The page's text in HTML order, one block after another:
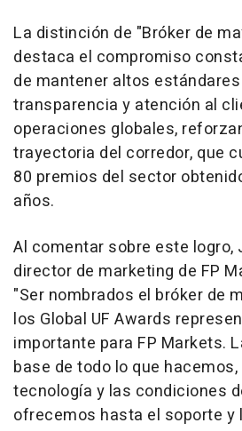
La distinción de "Bróker de
destaca el compromiso
de mantener altos
transparencia y atención al
operaciones globales,
trayectoria del corredor, que
80 premios del sector
años.
Al comentar sobre este logro,
director de marketing de FP
"Ser nombrados el bróker de
los Global UF Awards
importante para FP Markets.
base de todo lo que
tecnología y las condiciones
ofrecemos hasta el soporte y